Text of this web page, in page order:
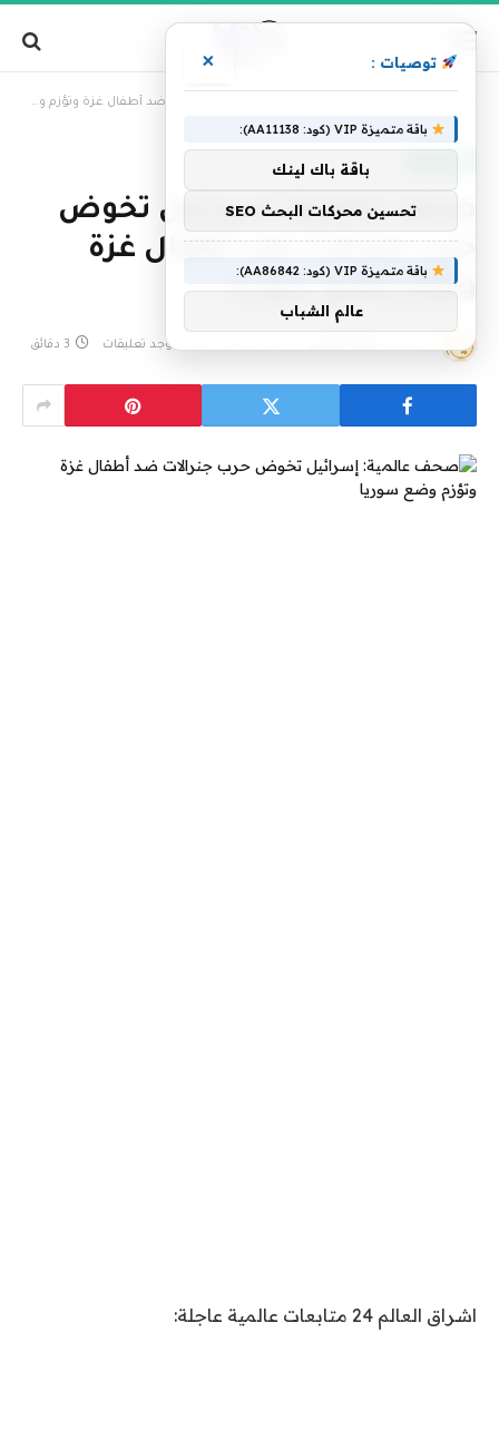
صحف عالمية: إسرائيل تخوض حرب جنرالات ضد أطفال غزة وتؤزم وضع سوريا
صحف عالمية: إسرائيل تخوض
حرب جنرالات ضد أطفال غزة
وتؤزم وضع سوريا
لا توجد تعليقات 3 دقائق
اشراق العالم 24 متابعات عالمية عاجلة:
توصيات : ×
باقة متميزة VIP (كود: AA11138):
باقة باك لينك
تحسين محركات البحث SEO
باقة متميزة VIP (كود: AA86842):
عالم الشباب